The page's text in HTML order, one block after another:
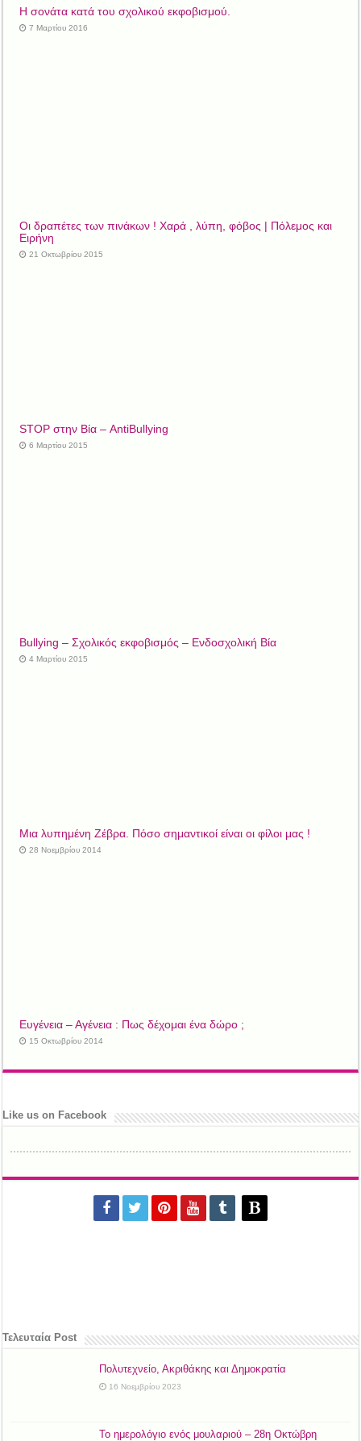
Η σονάτα κατά του σχολικού εκφοβισμού.
7 Μαρτίου 2016
Οι δραπέτες των πινάκων ! Χαρά , λύπη, φόβος | Πόλεμος και
Ειρήνη
21 Οκτωβρίου 2015
STOP στην Βία – AntiBullying
6 Μαρτίου 2015
Bullying – Σχολικός εκφοβισμός – Ενδοσχολική Βία
4 Μαρτίου 2015
Μια λυπημένη Ζέβρα. Πόσο σημαντικοί είναι οι φίλοι μας !
28 Νοεμβρίου 2014
Ευγένεια – Αγένεια : Πως δέχομαι ένα δώρο ;
15 Οκτωβρίου 2014
Like us on Facebook
Τελευταία Post
Πολυτεχνείο, Ακριθάκης και Δημοκρατία
16 Νοεμβρίου 2023
Το ημερολόγιο ενός μουλαριού – 28η Οκτώβρη